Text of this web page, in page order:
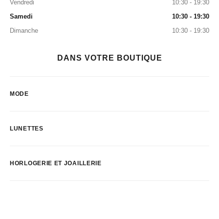
Vendredi
10:30 - 19:30
Samedi
10:30 - 19:30
Dimanche
10:30 - 19:30
DANS VOTRE BOUTIQUE
MODE
LUNETTES
HORLOGERIE ET JOAILLERIE